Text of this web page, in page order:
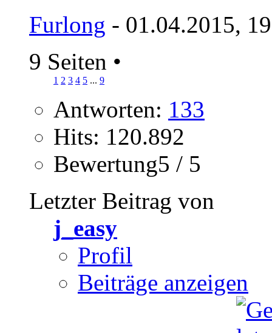
Furlong - 01.04.2015,
9 Seiten •
1 2 3 4 5 ... 9
Antworten: 133
Hits: 120.892
Bewertung5 / 5
Letzter Beitrag von
j_easy
Profil
Beiträge anzeigen